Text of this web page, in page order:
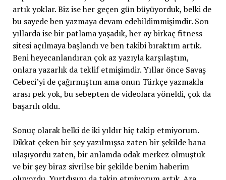
artık yoklar. Biz ise her geçen gün büyüyorduk, belki de
bu sayede ben yazmaya devam edebildimmişimdir. Son
yıllarda ise bir patlama yaşadık, her ay birkaç fitness
sitesi açılmaya başlandı ve ben takibi bıraktım artık.
Beni heyecanlandıran çok az yazıyla karşılaştım,
onlara yazarlık da teklif etmişimdir. Yıllar önce Savaş
Cebeci’yi de çağırmıştım ama onun Türkçe yazmakla
arası pek yok, bu sebepten de videolara yöneldi, çok da
başarılı oldu.
Sonuç olarak belki de iki yıldır hiç takip etmiyorum.
Dikkat çeken bir şey yazılmışsa zaten bir şekilde bana
ulaşıyordu zaten, bir anlamda odak merkez olmuştuk
ve bir şey biraz sivrilse bir şekilde benim haberim